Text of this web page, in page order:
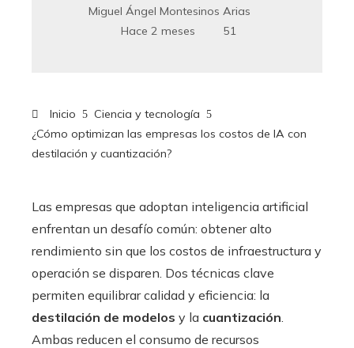
Miguel Ángel Montesinos Arias
Hace 2 meses
51
Inicio
Ciencia y tecnología
¿Cómo optimizan las empresas los costos de IA con
destilación y cuantización?
Las empresas que adoptan inteligencia artificial
enfrentan un desafío común: obtener alto
rendimiento sin que los costos de infraestructura y
operación se disparen. Dos técnicas clave
permiten equilibrar calidad y eficiencia: la
destilación de modelos y la cuantización.
Ambas reducen el consumo de recursos